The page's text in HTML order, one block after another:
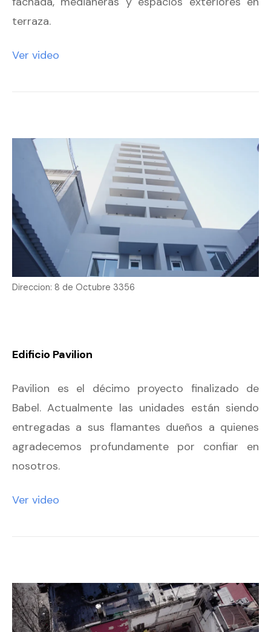
terraza.
Ver video
Direccion: 8 de Octubre 3356
Edificio Pavilion
Pavilion es el décimo proyecto finalizado de
Babel. Actualmente las unidades están siendo
entregadas a sus flamantes dueños a quienes
agradecemos profundamente por confiar en
nosotros.
Ver video